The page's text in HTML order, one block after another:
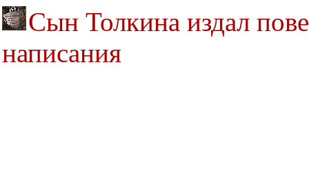
Сын Толкина издал
написания